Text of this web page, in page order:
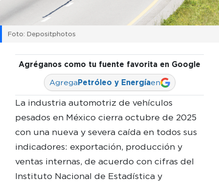
Foto: Depositphotos
Agréganos como tu fuente favorita en Google
AgregaPetróleo y Energíaen
La industria automotriz de vehículos
pesados en México cierra octubre de 2025
con una nueva y severa caída en todos sus
indicadores: exportación, producción y
ventas internas, de acuerdo con cifras del
Instituto Nacional de Estadística y